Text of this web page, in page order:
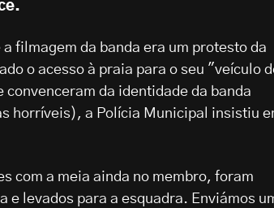
filmagem da banda era um protesto da
o acesso à praia para o seu "veículo
da identidade da banda
horríveis), a Polícia Municipal insistiu
com a meia ainda no membro, foram
e levados para a esquadra. Enviámos